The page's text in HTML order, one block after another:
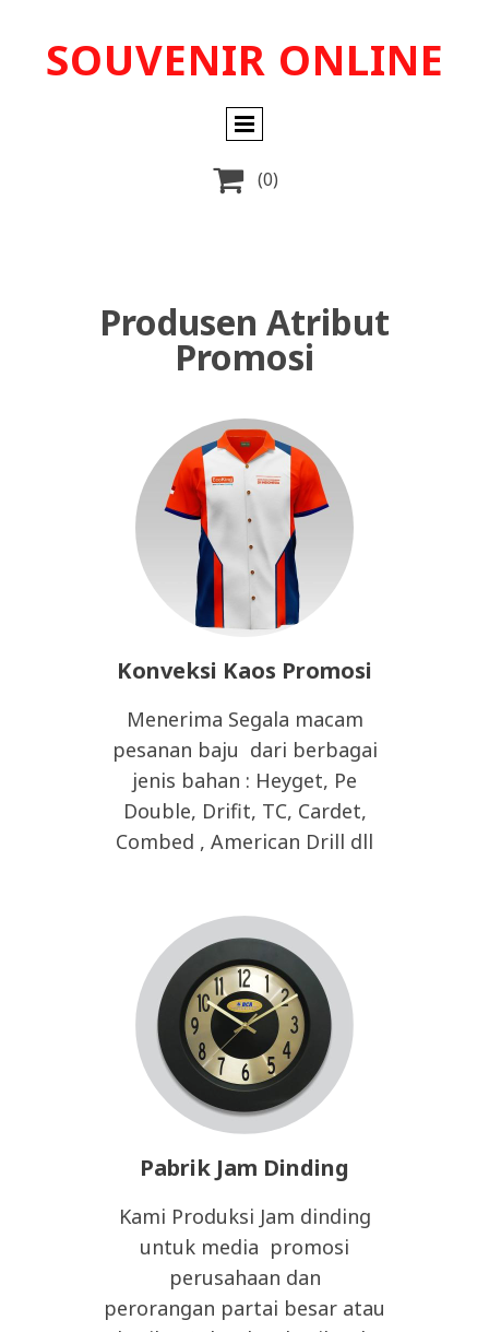
SOUVENIR ONLINE
 (0)
Produsen Atribut
Promosi
Konveksi Kaos Promosi
Menerima Segala macam
pesanan baju dari berbagai
jenis bahan : Heyget, Pe
Double, Drifit, TC, Cardet,
Combed , American Drill dll
Pabrik Jam Dinding
Kami Produksi Jam dinding
untuk media promosi
perusahaan dan
perorangan partai besar atau